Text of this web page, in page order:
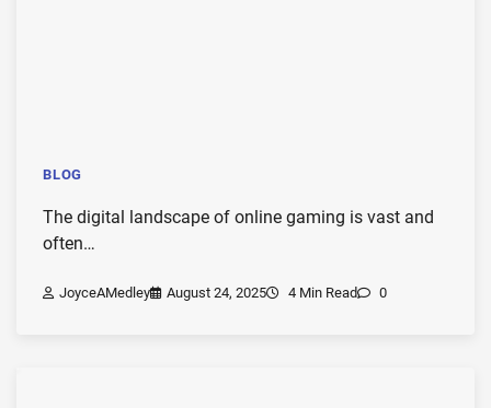
BLOG
The digital landscape of online gaming is vast and
often…
JoyceAMedley August 24, 2025 4 Min Read 0